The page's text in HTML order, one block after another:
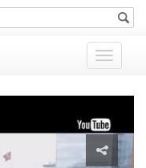
Показать
меню